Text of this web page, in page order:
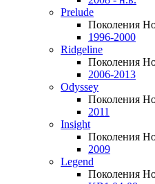
Prelude
Поколения
1996-2000
Ridgeline
Поколения
2006-2013
Odyssey
Поколения
2011
Insight
Поколения
2009
Legend
Поколения